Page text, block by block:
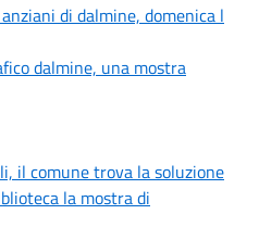
di dalmine, domenica l
dalmine, una mostra
il comune trova la soluzione
la mostra di